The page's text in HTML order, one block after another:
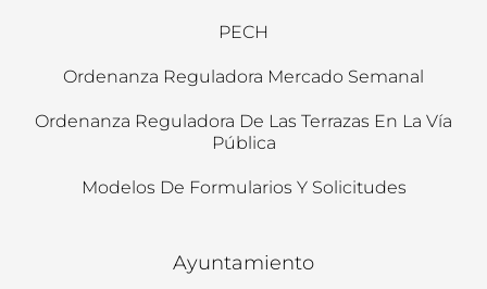
PECH
Ordenanza Reguladora Mercado Semanal
Ordenanza Reguladora De Las Terrazas En La Vía
Pública
Modelos De Formularios Y Solicitudes
Ayuntamiento